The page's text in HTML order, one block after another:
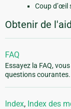
Coup d’œil
Obtenir de
FAQ
Essayez la FAQ,
questions courantes.
Index, Index des